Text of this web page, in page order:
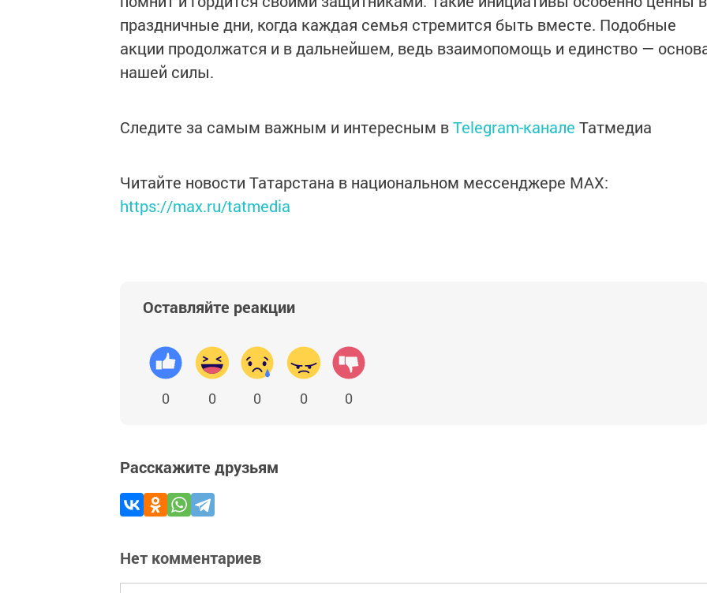
праздничные дни, когда каждая семья стремится быть вместе. Подобные
акции продолжатся и в дальнейшем, ведь взаимопомощь и единство —
нашей силы.
Следите за самым важным и интересным вTelegram-канале Татмедиа
Читайте новости Татарстана в национальном мессенджере MАХ:
https://max.ru/tatmedia
Оставляйте реакции
0 0 0 0 0
Расскажите друзьям
Нет комментариев